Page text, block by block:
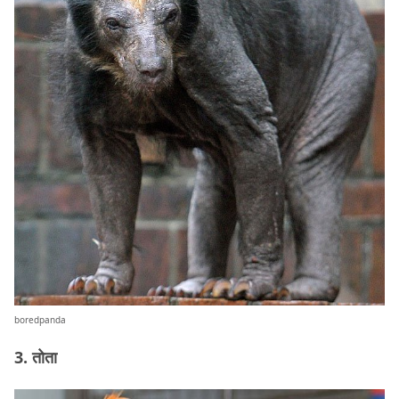
boredpanda
3. तोता